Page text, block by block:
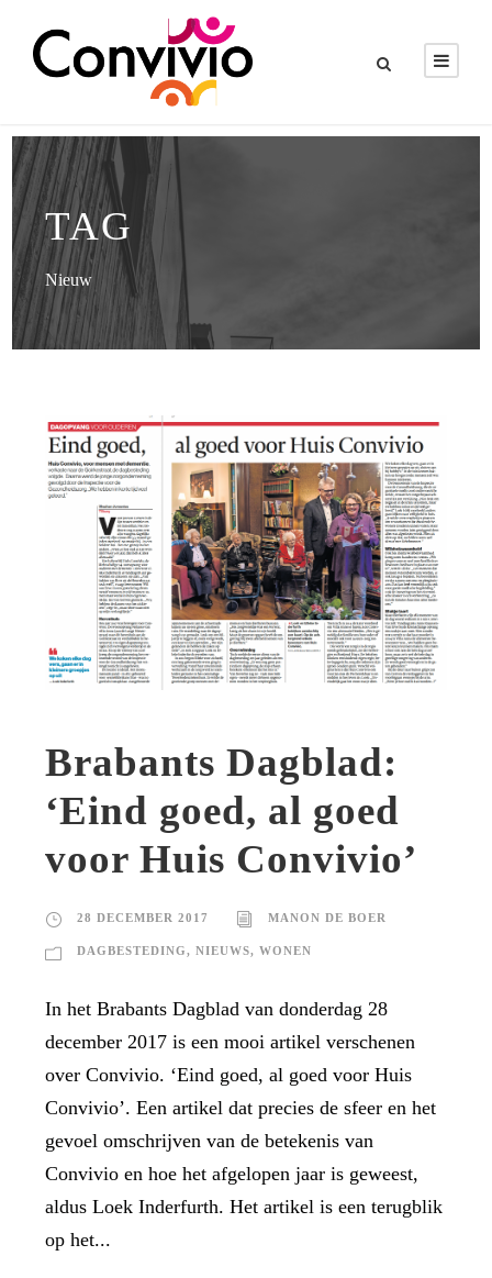
TAG
Nieuw
Brabants Dagblad:
‘Eind goed, al goed
voor Huis Convivio’
28 DECEMBER 2017 MANON DE BOER
DAGBESTEDING, NIEUWS, WONEN
In het Brabants Dagblad van donderdag 28
december 2017 is een mooi artikel verschenen
over Convivio. ‘Eind goed, al goed voor Huis
Convivio’. Een artikel dat precies de sfeer en het
gevoel omschrijven van de betekenis van
Convivio en hoe het afgelopen jaar is geweest,
aldus Loek Inderfurth. Het artikel is een terugblik
op het...